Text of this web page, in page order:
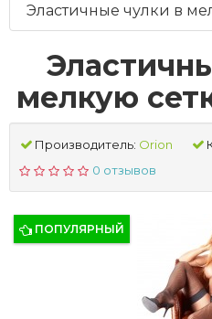
Эластичные чулки в
мелкую
Производитель: Orion
0 отзывов
ПОПУЛЯРНЫЙ